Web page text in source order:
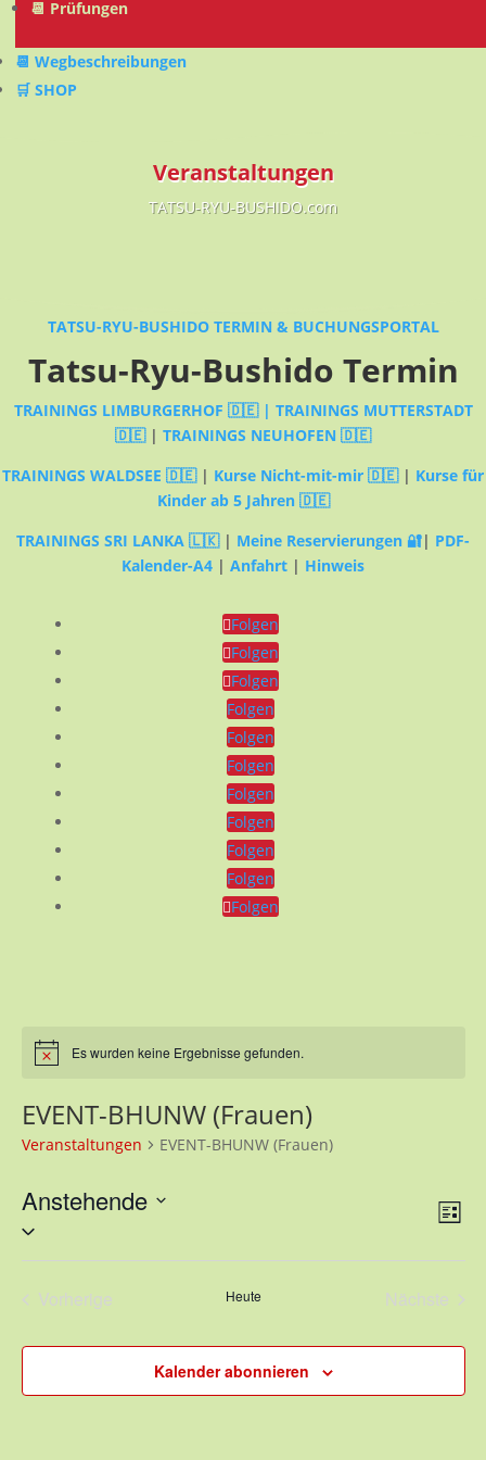
📆 Prüfungen
📆 Wegbeschreibungen
🛒 SHOP
Veranstaltungen
TATSU-RYU-BUSHIDO.com
TATSU-RYU-BUSHIDO TERMIN & BUCHUNGSPORTAL
Tatsu-Ryu-Bushido Termin
TRAININGS LIMBURGERHOF 🇩🇪 | TRAININGS MUTTERSTADT
🇩🇪| TRAININGS NEUHOFEN 🇩🇪
TRAININGS WALDSEE 🇩🇪| Kurse Nicht-mit-mir 🇩🇪| Kurse für
Kinder ab 5 Jahren 🇩🇪
TRAININGS SRI LANKA 🇱🇰 | Meine Reservierungen 🔐| PDF-
Kalender-A4 | Anfahrt | Hinweis
Folgen
Folgen
Folgen
Folgen
Folgen
Folgen
Folgen
Folgen
Folgen
Folgen
Folgen
HinweisEs wurden keine Ergebnisse gefunden.
EVENT-BHUNW (Frauen)
Veranstaltungen EVENT-BHUNW (Frauen)
Liste
Anstehende
Datum
Vorherige
Heute
Nächste
Kalender abonnieren